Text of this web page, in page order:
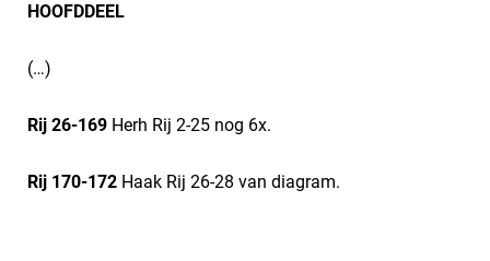
HOOFDDEEL
(…)
Rij 26-169 Herh Rij 2-25 nog 6x.
Rij 170-172 Haak Rij 26-28 van diagram.